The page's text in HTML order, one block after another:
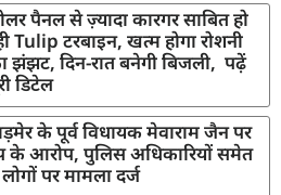
पैनल से ज़्यादा कारगर साबित हो
Tulip टरबाइन, खत्म होगा रोशनी
झंझट, दिन-रात बनेगी बिजली, पढ़ें
डिटेल
के पूर्व विधायक मेवाराम जैन पर
के आरोप, पुलिस अधिकारियों समेत
पर मामला दर्ज